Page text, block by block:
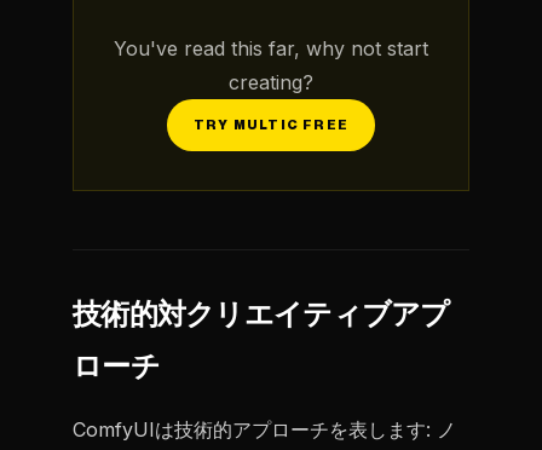
You've read this far, why not start
creating?
TRY MULTIC FREE
技術的対クリエイティブアプ
ローチ
ComfyUIは技術的アプローチを表します: ノ